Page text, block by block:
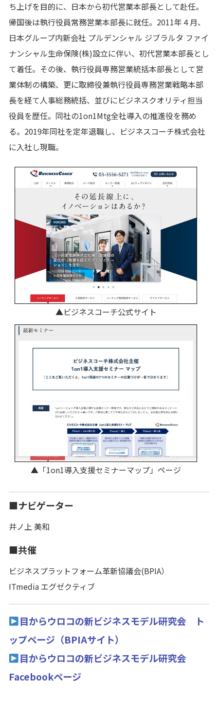
ち上げを目的に、日本から初代営業本部長として赴任。
帰国後は執行役員常務営業本部長に就任。2011年４月、
日本グループ内新会社 プルデンシャル ジブラルタ ファイ
ナンシャル生命保険(株)設立に伴い、初代営業本部長とし
て着任。その後、執行役員専務営業統括本部長として営
業体制の構築、更に取締役兼執行役員専務営業戦略本部
長を経て人事総務統括、並びにビジネスクオリティ担当
役員を歴任。同社の1on1Mtg全社導入の推進役を務め
る。2019年同社を定年退職し、ビジネスコーチ株式会社
に入社し現職。
▲ビジネスコーチ公式サイト
▲「1on1導入支援セミナーマップ」ページ
■ナビゲーター
井ノ上 美和
■共催
ビジネスプラットフォーム革新協議会(BPIA）
ITmedia エグゼクティブ
目からウロコの新ビジネスモデル研究会 ト
ップページ（BPIAサイト）
目からウロコの新ビジネスモデル研究会
Facebookページ